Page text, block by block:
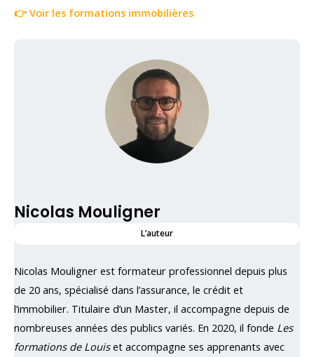
👉 Voir les formations immobilières
Nicolas Mouligner
L’auteur
Nicolas Mouligner est formateur professionnel depuis plus
de 20 ans, spécialisé dans l’assurance, le crédit et
l’immobilier. Titulaire d’un Master, il accompagne depuis de
nombreuses années des publics variés. En 2020, il fonde Les
formations de Louiset accompagne ses apprenants avec